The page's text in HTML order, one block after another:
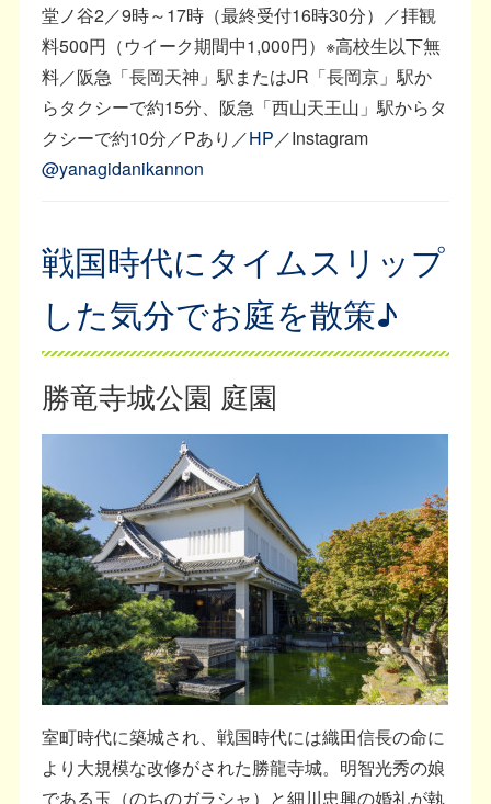
堂ノ谷2／9時～17時（最終受付16時30分）／拝観
料500円（ウイーク期間中1,000円）※高校生以下無
料／阪急「長岡天神」駅またはJR「長岡京」駅か
らタクシーで約15分、阪急「西山天王山」駅からタ
クシーで約10分／Pあり／HP／Instagram
@yanagidanikannon
戦国時代にタイムスリップ
した気分でお庭を散策♪
勝竜寺城公園 庭園
室町時代に築城され、戦国時代には織田信長の命に
より大規模な改修がされた勝龍寺城。明智光秀の娘
である玉（のちのガラシャ）と細川忠興の婚礼が執